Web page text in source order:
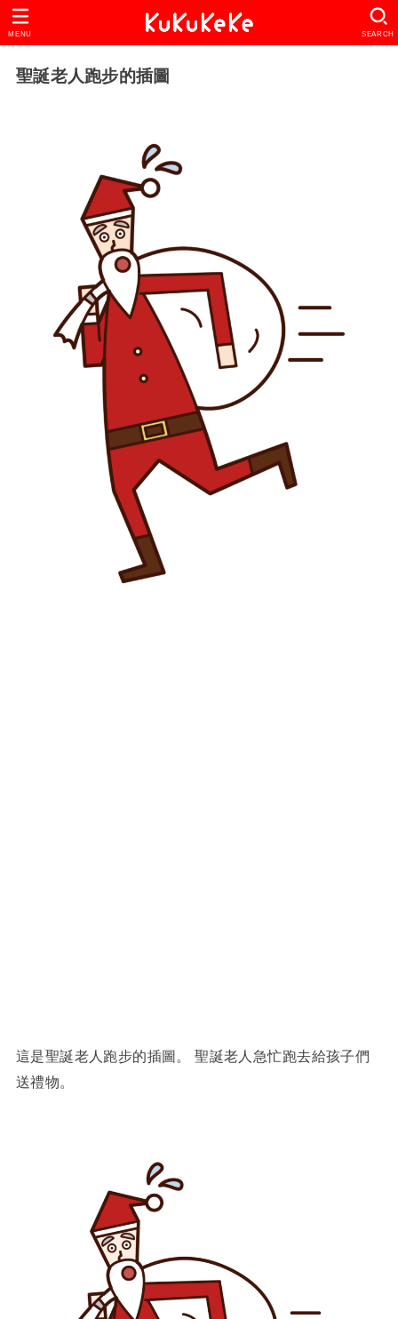
SEARCH
MENU
聖誕老人跑步的插圖
這是聖誕老人跑步的插圖。 聖誕老人急忙跑去給孩子們
送禮物。